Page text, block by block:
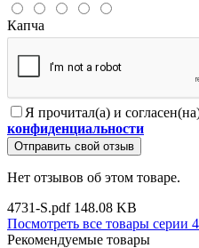
Капча
Я прочитал(а) и
конфиденциальности
Отправить свой отзыв
Нет отзывов об этом товаре.
4731-S.pdf 148.08 KB
Посмотреть все товары
Рекомендуемые товары